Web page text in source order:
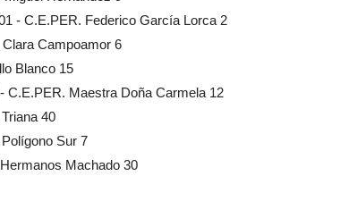
- C.E.PER. Federico García Lorca 2
Campoamor 6
Blanco 15
C.E.PER. Maestra Doña Carmela 12
40
Sur 7
Machado 30